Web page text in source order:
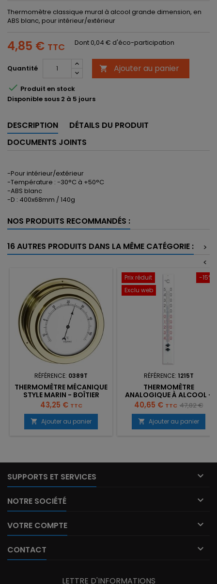
Thermomètre classique mural à alcool grande dimension, en
ABS blanc, pour intérieur/extérieur
4,85 € TTC Dont 0,04 € d'éco-participation
Quantité  Ajouter au panier
 Produit en stock
Disponible sous 2 à 5 jours
DESCRIPTION
DÉTAILS DU PRODUIT
DOCUMENTS JOINTS
-Pour intérieur/extérieur
-Température : -30°C à +50°C
-ABS blanc
-D : 400x68mm / 140g
NOS PRODUITS RECOMMANDÉS :
16 AUTRES PRODUITS DANS LA MÊME CATÉGORIE :
>
<
RÉFÉRENCE: 0389T
THERMOMÈTRE MÉCANIQUE
STYLE MARIN - BOÎTIER
LAITON
Prix
43,25 € TTC
 Ajouter au panier
-15%
Prix réduit
Exclu web
RÉFÉRENCE: 1215T
THERMOMÈTRE
ANALOGIQUE À ALCOOL -
ACIER LAQUÉ - FORMAT
GÉANT 80 CM
Prix
40,65 € TTC Prix
de
base
47,82 €
 Ajouter au panier
SUPPORTS ET SERVICES 
NOTRE SOCIÉTÉ 
VOTRE COMPTE 
CONTACT 
LETTRE D'INFORMATIONS